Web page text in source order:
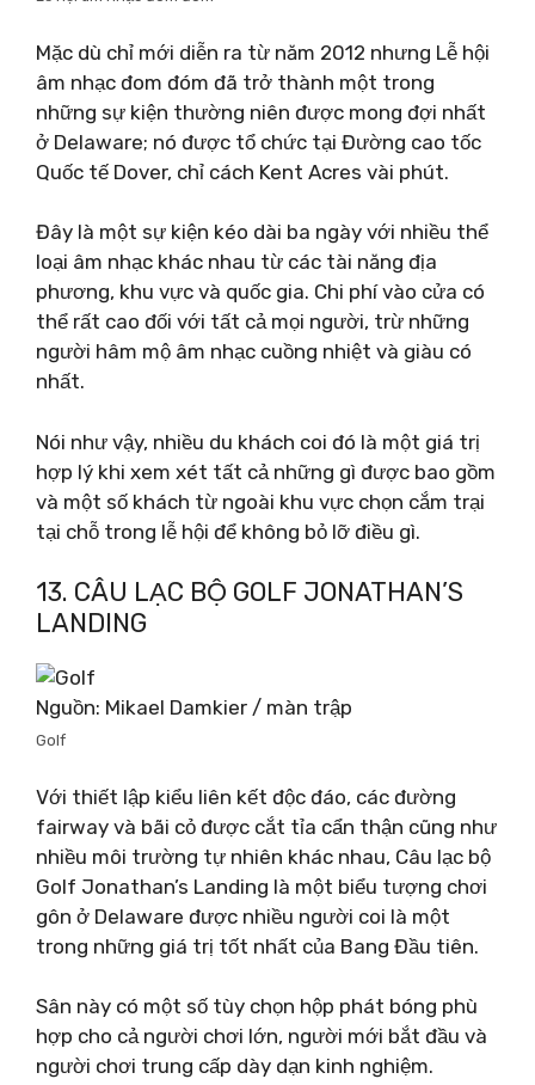
Mặc dù chỉ mới diễn ra từ năm 2012 nhưng Lễ hội
âm nhạc đom đóm đã trở thành một trong
những sự kiện thường niên được mong đợi nhất
ở Delaware; nó được tổ chức tại Đường cao tốc
Quốc tế Dover, chỉ cách Kent Acres vài phút.
Đây là một sự kiện kéo dài ba ngày với nhiều thể
loại âm nhạc khác nhau từ các tài năng địa
phương, khu vực và quốc gia. Chi phí vào cửa có
thể rất cao đối với tất cả mọi người, trừ những
người hâm mộ âm nhạc cuồng nhiệt và giàu có
nhất.
Nói như vậy, nhiều du khách coi đó là một giá trị
hợp lý khi xem xét tất cả những gì được bao gồm
và một số khách từ ngoài khu vực chọn cắm trại
tại chỗ trong lễ hội để không bỏ lỡ điều gì.
13. CÂU LẠC BỘ GOLF JONATHAN’S
LANDING
Nguồn: Mikael Damkier / màn trập
Golf
Với thiết lập kiểu liên kết độc đáo, các đường
fairway và bãi cỏ được cắt tỉa cẩn thận cũng như
nhiều môi trường tự nhiên khác nhau, Câu lạc bộ
Golf Jonathan’s Landing là một biểu tượng chơi
gôn ở Delaware được nhiều người coi là một
trong những giá trị tốt nhất của Bang Đầu tiên.
Sân này có một số tùy chọn hộp phát bóng phù
hợp cho cả người chơi lớn, người mới bắt đầu và
người chơi trung cấp dày dạn kinh nghiệm.